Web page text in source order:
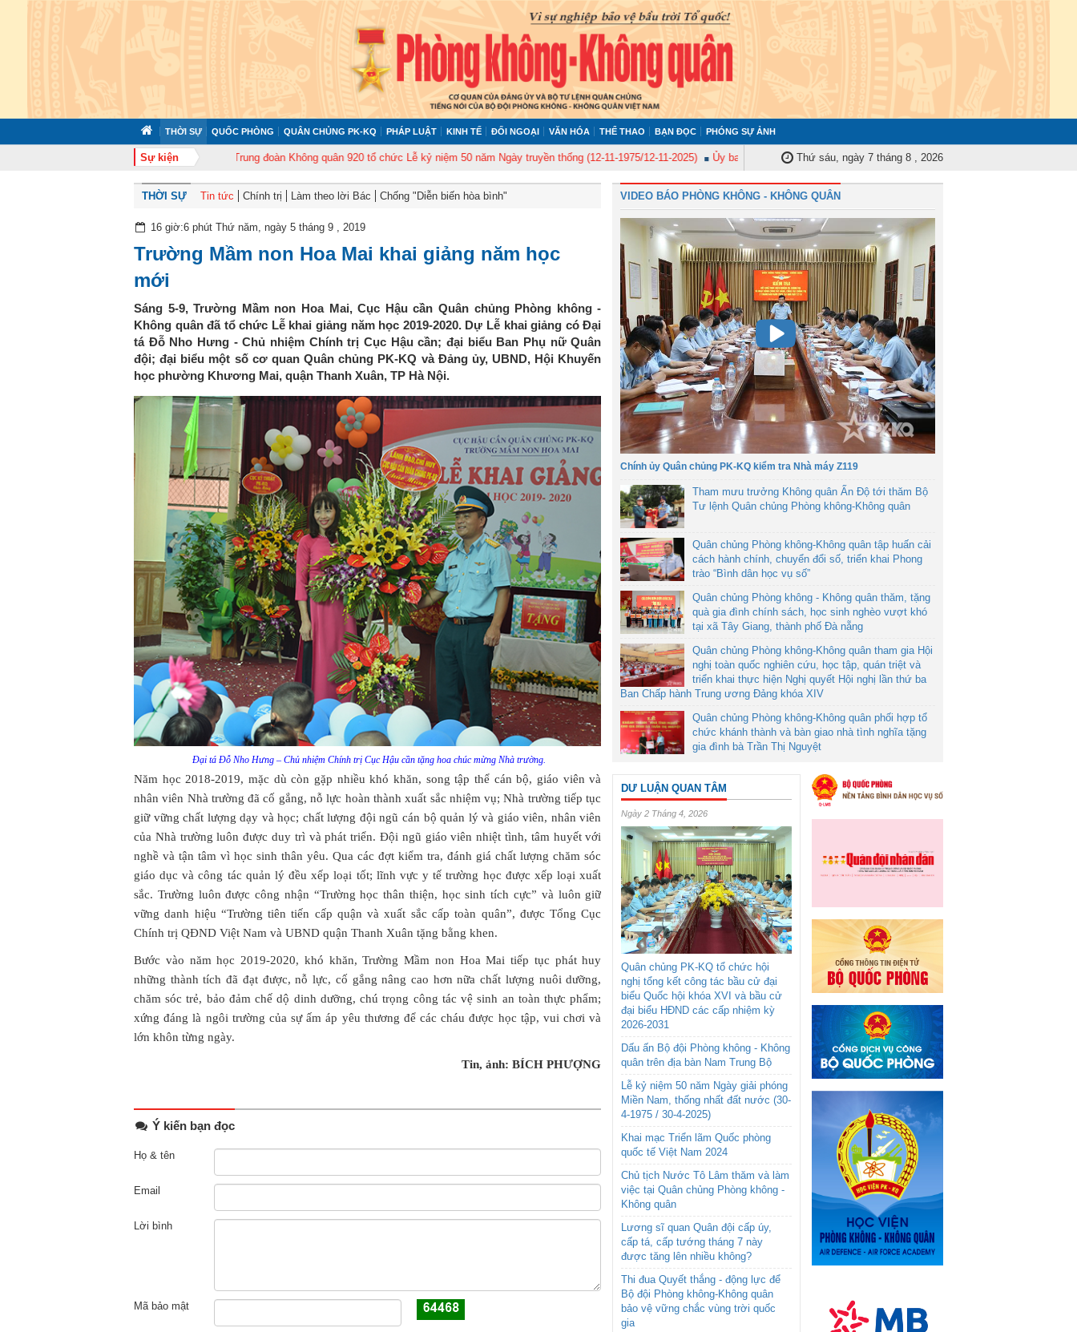
THỜI SỰ QUỐC PHÒNG QUÂN CHỦNG PK-KQ PHÁP LUẬT KINH TẾ ĐỐI NGOẠI VĂN HÓA THỂ THAO BẠN ĐỌC PHÓNG SỰ ẢNH
Sự kiện
tổ chức tập huấn cán bộ năm 2026 Trung đoàn Không quân 920 tổ chức Lễ kỷ niệm 50 năm Ngày truyền thống (12-11-1975/12-11-2025) Ủy ban Kiểm tra Quân ủy Trung ương tập huấn nghiệp vụ công tác kiểm tra, giám
Thứ sáu, ngày 7 tháng 8 , 2026
THỜI SỰ Tin tức Chính trị Làm theo lời Bác Chống "Diễn biến hòa bình"
16 giờ:6 phút Thứ năm, ngày 5 tháng 9 , 2019
Trường Mầm non Hoa Mai khai giảng năm học
mới
Sáng 5-9, Trường Mầm non Hoa Mai, Cục Hậu cần Quân chủng Phòng không -
Không quân đã tổ chức Lễ khai giảng năm học 2019-2020. Dự Lễ khai giảng có Đại
tá Đỗ Nho Hưng - Chủ nhiệm Chính trị Cục Hậu cần; đại biểu Ban Phụ nữ Quân
đội; đại biểu một số cơ quan Quân chủng PK-KQ và Đảng ủy, UBND, Hội Khuyến
học phường Khương Mai, quận Thanh Xuân, TP Hà Nội.
Đại tá Đỗ Nho Hưng – Chủ nhiệm Chính trị Cục Hậu cần tặng hoa chúc mừng Nhà trường.
Năm học 2018-2019, mặc dù còn gặp nhiều khó khăn, song tập thể cán bộ, giáo viên và
nhân viên Nhà trường đã cố gắng, nỗ lực hoàn thành xuất sắc nhiệm vụ; Nhà trường tiếp tục
giữ vững chất lượng dạy và học; chất lượng đội ngũ cán bộ quản lý và giáo viên, nhân viên
của Nhà trường luôn được duy trì và phát triển. Đội ngũ giáo viên nhiệt tình, tâm huyết với
nghề và tận tâm vì học sinh thân yêu. Qua các đợt kiểm tra, đánh giá chất lượng chăm sóc
giáo dục và công tác quản lý đều xếp loại tốt; lĩnh vực y tế trường học được xếp loại xuất
sắc. Trường luôn được công nhận “Trường học thân thiện, học sinh tích cực” và luôn giữ
vững danh hiệu “Trường tiên tiến cấp quận và xuất sắc cấp toàn quân”, được Tổng Cục
Chính trị QĐND Việt Nam và UBND quận Thanh Xuân tặng bằng khen.
Bước vào năm học 2019-2020, khó khăn, Trường Mầm non Hoa Mai tiếp tục phát huy
những thành tích đã đạt được, nỗ lực, cố gắng nâng cao hơn nữa chất lượng nuôi dưỡng,
chăm sóc trẻ, bảo đảm chế dộ dinh dưỡng, chú trọng công tác vệ sinh an toàn thực phẩm;
xứng đáng là ngôi trường của sự ấm áp yêu thương để các cháu được học tập, vui chơi và
lớn khôn từng ngày.
Tin, ảnh: BÍCH PHƯỢNG
Ý kiến bạn đọc
Họ & tên
Email
Lời bình
Mã bảo mật
VIDEO BÁO PHÒNG KHÔNG - KHÔNG QUÂN
Chính ủy Quân chủng PK-KQ kiểm tra Nhà máy Z119
Tham mưu trưởng Không quân Ấn Độ tới thăm Bộ
Tư lệnh Quân chủng Phòng không-Không quân
Quân chủng Phòng không-Không quân tập huấn cải
cách hành chính, chuyển đổi số, triển khai Phong
trào “Bình dân học vụ số”
Quân chủng Phòng không - Không quân thăm, tặng
quà gia đình chính sách, học sinh nghèo vượt khó
tại xã Tây Giang, thành phố Đà nẵng
Quân chủng Phòng không-Không quân tham gia Hội
nghị toàn quốc nghiên cứu, học tập, quán triệt và
triển khai thực hiện Nghị quyết Hội nghị lần thứ ba
Ban Chấp hành Trung ương Đảng khóa XIV
Quân chủng Phòng không-Không quân phối hợp tổ
chức khánh thành và bàn giao nhà tình nghĩa tặng
gia đình bà Trần Thị Nguyệt
DƯ LUẬN QUAN TÂM
Ngày 2 Tháng 4, 2026
Quân chủng PK-KQ tổ chức hội
nghị tổng kết công tác bầu cử đại
biểu Quốc hội khóa XVI và bầu cử
đại biểu HĐND các cấp nhiệm kỳ
2026-2031
Dấu ấn Bộ đội Phòng không - Không
quân trên địa bàn Nam Trung Bộ
Lễ kỷ niệm 50 năm Ngày giải phóng
Miền Nam, thống nhất đất nước (30-
4-1975 / 30-4-2025)
Khai mạc Triển lãm Quốc phòng
quốc tế Việt Nam 2024
Chủ tịch Nước Tô Lâm thăm và làm
việc tại Quân chủng Phòng không -
Không quân
Lương sĩ quan Quân đội cấp úy,
cấp tá, cấp tướng tháng 7 này
được tăng lên nhiều không?
Thi đua Quyết thắng - động lực để
Bộ đội Phòng không-Không quân
bảo vệ vững chắc vùng trời quốc
gia